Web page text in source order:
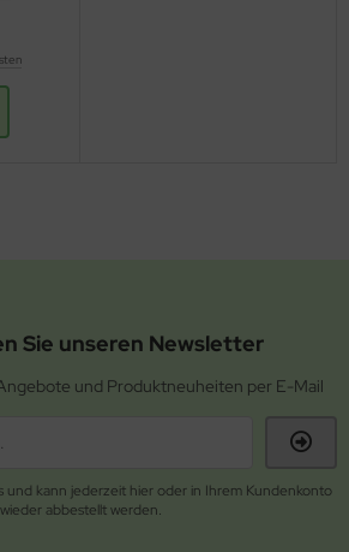
Sie unseren Newsletter
und Produktneuheiten per E-Mail
und kann jederzeit hier oder in Ihrem Kundenkonto
wieder abbestellt werden.